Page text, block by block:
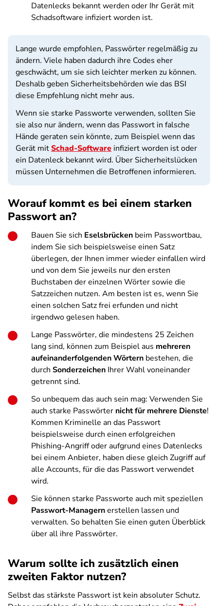
Datenlecks bekannt werden oder Ihr Gerät mit
Schadsoftware infiziert worden ist.
Lange wurde empfohlen, Passwörter regelmäßig zu
ändern. Viele haben dadurch ihre Codes eher
geschwächt, um sie sich leichter merken zu können.
Deshalb geben Sicherheitsbehörden wie das BSI
diese Empfehlung nicht mehr aus.
Wenn sie starke Passworte verwenden, sollten Sie
sie also nur ändern, wenn das Passwort in falsche
Hände geraten sein könnte, zum Beispiel wenn das
Gerät mitSchad-Software infiziert worden ist oder
ein Datenleck bekannt wird. Über Sicherheitslücken
müssen Unternehmen die Betroffenen informieren.
Worauf kommt es bei einem starken
Passwort an?
Bauen Sie sich Eselsbrücken beim Passwortbau,
indem Sie sich beispielsweise einen Satz
überlegen, der Ihnen immer wieder einfallen wird
und von dem Sie jeweils nur den ersten
Buchstaben der einzelnen Wörter sowie die
Satzzeichen nutzen. Am besten ist es, wenn Sie
einen solchen Satz frei erfunden und nicht
irgendwo gelesen haben.
Lange Passwörter, die mindestens 25 Zeichen
lang sind, können zum Beispiel aus mehreren
aufeinanderfolgenden Wörtern bestehen, die
durch Sonderzeichen Ihrer Wahl voneinander
getrennt sind.
So unbequem das auch sein mag: Verwenden Sie
auch starke Passwörter nicht für mehrere Dienste!
Kommen Kriminelle an das Passwort
beispielsweise durch einen erfolgreichen
Phishing-Angriff oder aufgrund eines Datenlecks
bei einem Anbieter, haben diese gleich Zugriff auf
alle Accounts, für die das Passwort verwendet
wird.
Sie können starke Passworte auch mit speziellen
Passwort-Managernerstellen lassen und
verwalten. So behalten Sie einen guten Überblick
über all ihre Passwörter.
Warum sollte ich zusätzlich einen
zweiten Faktor nutzen?
Selbst das stärkste Passwort ist kein absoluter Schutz.